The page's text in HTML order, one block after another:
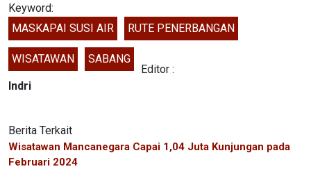
Keyword:
MASKAPAI SUSI AIR
RUTE PENERBANGAN
WISATAWAN SABANG
Editor :
Indri
Berita Terkait
Wisatawan Mancanegara Capai 1,04 Juta Kunjungan pada
Februari 2024